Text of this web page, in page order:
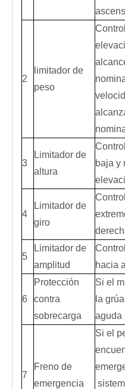
2
limitador de
peso
3
Limitador de
altura
baja y
4
Limitador de
giro
5
Limitador de
amplitud
hacia
6
Protección
contra
sobrecarga
Si el
la
aguda
7
Freno de
emergencia
Si el